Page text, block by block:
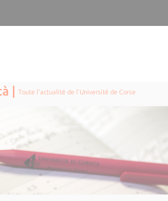
|Toute l'actualité de l'Université de Corse